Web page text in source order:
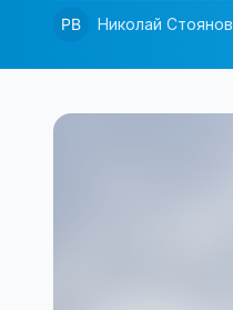
Николай Стоянов